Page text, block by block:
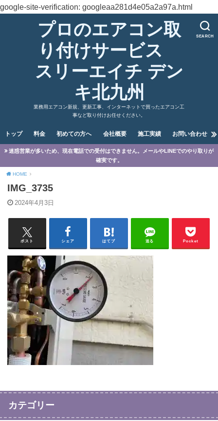
google-site-verification: googleaa281d4e05a2a97a.html
SEARCH
プロのエアコン取
り付けサービス
スリーエイチ デン
キ北九州
業務用エアコン新規、更新工事、インターネットで買ったエアコン工
事など取り付けお任せください。
トップ 料金 初めての方へ 会社概要 施工実績 お問い合わせ
迷惑営業が多いため、現在電話での受付はできません。メールやLINEでのやり取りが
確実です。
HOME
IMG_3735
2024年4月3日
ポスト シェア はてブ 送る Pocket
カテゴリー